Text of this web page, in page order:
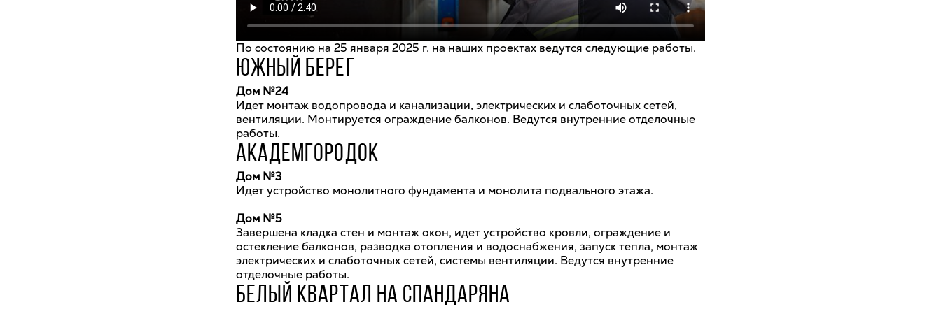
По состоянию на 25 января 2025 г. на наших проектах ведутся следующие работы.
ЮЖНЫЙ БЕРЕГ
Дом №24
Идет монтаж водопровода и канализации, электрических и слаботочных сетей,
вентиляции. Монтируется ограждение балконов. Ведутся внутренние отделочные
работы.
АКАДЕМГОРОДОК
Дом №3
Идет устройство монолитного фундамента и монолита подвального этажа.
Дом №5
Завершена кладка стен и монтаж окон, идет устройство кровли, ограждение и
остекление балконов, разводка отопления и водоснабжения, запуск тепла, монтаж
электрических и слаботочных сетей, системы вентиляции. Ведутся внутренние
отделочные работы.
БЕЛЫЙ КВАРТАЛ НА СПАНДАРЯНА